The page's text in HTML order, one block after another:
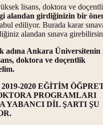
lisans, doktora ve
alandan girdiğinizin bir
ediliyor. Burada karar
alandan sınava
adına Ankara Üniversitenin
doktora ve doçentlik
2020 EĞİTİM
PROGRAMLARI
YABANCI DİL ŞARTI ŞU